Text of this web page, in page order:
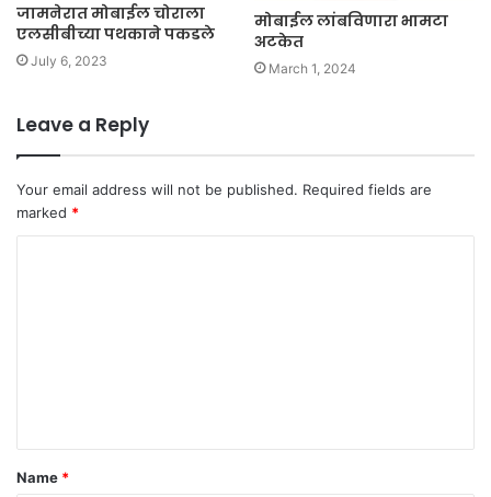
जामनेरात मोबाईल चोराला
एलसीबीच्या पथकाने पकडले
July 6, 2023
मोबाईल लांबविणारा भामटा
अटकेत
March 1, 2024
Leave a Reply
Your email address will not be published. Required fields are
marked *
t
*
Name *